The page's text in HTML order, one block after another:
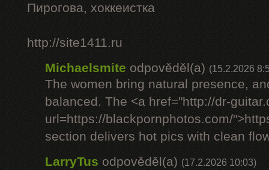
Пирогова, хоккеистка
http://site1411.ru
Michaelsmite odpověděl(a) (15.2.2026
The women bring natural presence,
balanced. The <a href="http://dr-
url=https://blackpornphotos.com/
section delivers hot pics with clean
LarryTus odpověděl(a) (17.2.2026 10:03)